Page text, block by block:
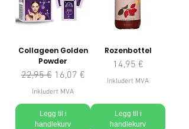
Collageen Golden
Powder
Vanlig pris
22,95 € Salgspris
16,07 €
Inkludert MVA
Legg til i
handlekurv
Rozenbottel
Pris
14,95 €
Inkludert MVA
Legg til i
handlekurv